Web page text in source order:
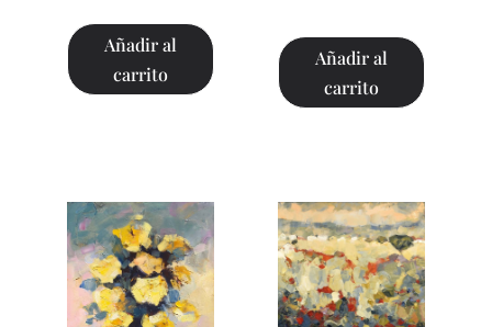
Añadir al
carrito
Añadir al
carrito